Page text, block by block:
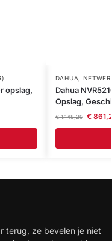
opslag,
DAHUA,
Dahua
Opslag,
€1.148,29 €
terug, ze bevelen je niet